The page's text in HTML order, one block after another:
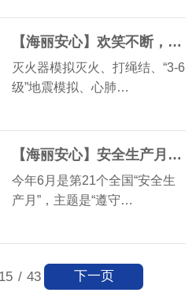
【海丽安心】欢笑不断，技能爆棚——这场亲子安全应急体验活动太燃啦！
灭火器模拟灭火、打绳结、“3-6
级”地震模拟、心肺…
【海丽安心】安全生产月|海丽应急安全场馆体验式培训助推安全应急五进工作
今年6月是第21个全国“安全生
产月”，主题是“遵守…
15 / 43 下一页